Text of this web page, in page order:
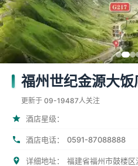
福州世纪金源大饭
更新于 09-19487人关注
酒店星级：
酒店电话： 0591-87088888
详细地址： 福建省福州市鼓楼